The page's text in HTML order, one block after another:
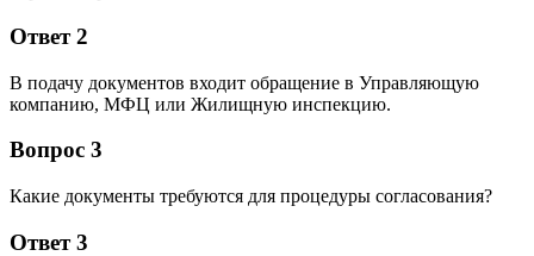
Ответ 2
В подачу документов входит обращение в Управляющую
компанию, МФЦ или Жилищную инспекцию.
Вопрос 3
Какие документы требуются для процедуры согласования?
Ответ 3